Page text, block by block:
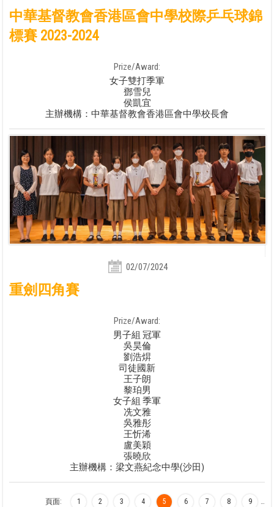
中華基督教會香港區會中學校際乒乓球錦
標賽 2023-2024
Prize/Award:
女子雙打季軍
鄧雪兒
侯凱宜
主辦機構：中華基督教會香港區會中學校長會
02/07/2024
重劍四角賽
Prize/Award:
男子組 冠軍
吳昊倫
劉浩焺
司徒國新
王子朗
黎珀男
女子組 季軍
冼文雅
吳雅彤
王忻浠
盧美穎
張曉欣
主辦機構：梁文燕紀念中學(沙田)
頁面: 1 2 3 4 5 6 7 8 9